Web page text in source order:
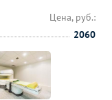
Цена, руб.:
2060